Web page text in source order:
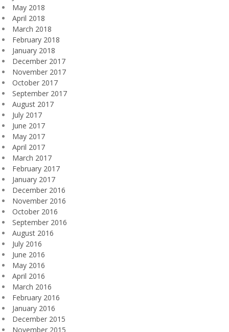
May 2018
April 2018
March 2018
February 2018
January 2018
December 2017
November 2017
October 2017
September 2017
August 2017
July 2017
June 2017
May 2017
April 2017
March 2017
February 2017
January 2017
December 2016
November 2016
October 2016
September 2016
August 2016
July 2016
June 2016
May 2016
April 2016
March 2016
February 2016
January 2016
December 2015
November 2015